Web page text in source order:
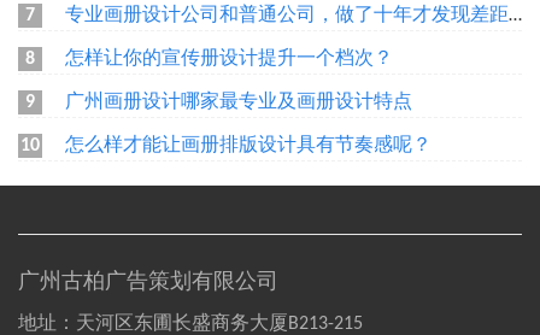
7 专业画册设计公司和普通公司，做了十年才发现差距在哪
8 怎样让你的宣传册设计提升一个档次？
9 广州画册设计哪家最专业及画册设计特点
10 怎么样才能让画册排版设计具有节奏感呢？
广州古柏广告策划有限公司
地址：天河区东圃长盛商务大厦B213-215